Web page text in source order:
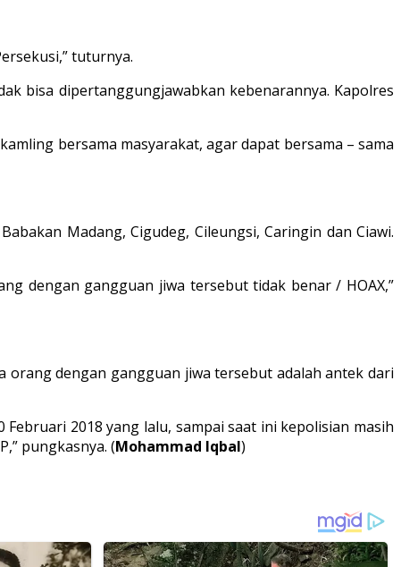
tuturnya.
bisa dipertanggungjawabkan kebenarannya. Kapolres
bersama masyarakat, agar dapat bersama – sama
Madang, Cigudeg, Cileungsi, Caringin dan Ciawi.
dengan gangguan jiwa tersebut tidak benar / HOAX,”
orang dengan gangguan jiwa tersebut adalah antek dari
2018 yang lalu, sampai saat ini kepolisian masih
pungkasnya. (Mohammad Iqbal)